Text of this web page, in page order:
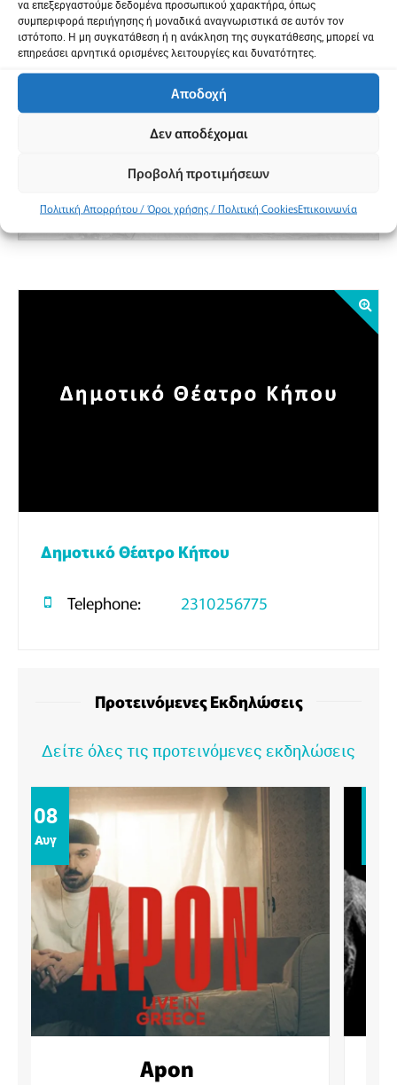
να επεξεργαστούμε δεδομένα προσωπικού χαρακτήρα, όπως
συμπεριφορά περιήγησης ή μοναδικά αναγνωριστικά σε αυτόν τον
ιστότοπο. Η μη συγκατάθεση ή η ανάκληση της συγκατάθεσης, μπορεί να
επηρεάσει αρνητικά ορισμένες λειτουργίες και δυνατότητες.
Αποδοχή
Δεν αποδέχομαι
Προβολή προτιμήσεων
Πολιτική Απορρήτου / Όροι χρήσης / Πολιτική CookiesΕπικοινωνία
Address:
Νικ. Γερμανού
40.6259178, 22.9515164
Προβολή χάρτη
Δημοτικό Θέατρο Κήπου
Telephone: 2310256775
Προτεινόμενες Εκδηλώσεις
Δείτε όλες τις προτεινόμενες εκδηλώσεις
09
Αυγ
Αντιγόνη